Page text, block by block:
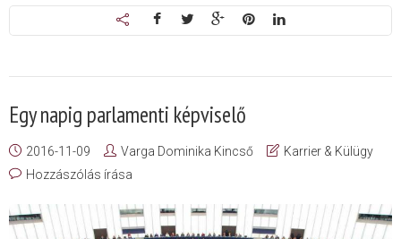
Egy napig parlamenti képviselő
2016-11-09 Varga Dominika Kincső
Karrier & Külügy
Hozzászólás írása